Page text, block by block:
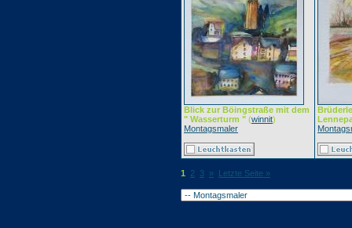
Blick zur Böingstraße mit dem
" Wasserturm " (winnit)
Montagsmaler
1 2 3 » Letzte Seite »